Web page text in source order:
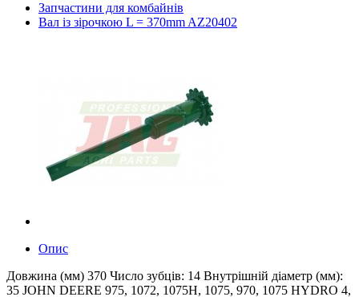
Запчастини для комбайнів
Вал із зірочкою L = 370mm AZ20402
Опис
Довжина (мм) 370 Число зубців: 14 Внутрішній діаметр (мм):
35 JOHN DEERE 975, 1072, 1075H, 1075, 970, 1075 HYDRO 4,